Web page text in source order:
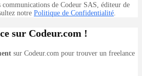
communications de Codeur SAS, éditeur de
notre Politique de Confidentialité
sur Codeur.com !
sur Codeur.com pour trouver un freelance